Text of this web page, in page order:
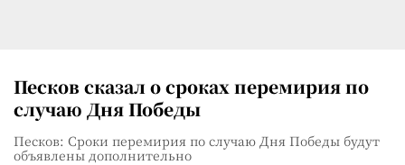
Песков сказал о сроках перемирия по
случаю Дня Победы
Песков: Сроки перемирия по случаю Дня Победы будут
объявлены дополнительно